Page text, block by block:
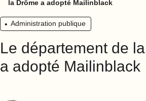
la Drôme a adopté Mailinblack
Administration publique
Le département de
a adopté Mailinblack